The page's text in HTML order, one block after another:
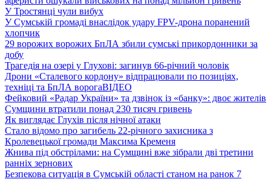
У Тростянці чули вибух
У Сумській громаді внаслідок удару FPV-дрона поранений
хлопчик
29 ворожих ворожих БпЛА збили сумські прикордонники за
добу
Трагедія на озері у Глухові: загинув 66-річний чоловік
Дрони «Сталевого кордону» відпрацювали по позиціях,
техніці та БпЛА ворогаВІДЕО
Фейковий «Радар України» та дзвінок із «банку»: двоє жителів
Сумщини втратили понад 230 тисяч гривень
Як виглядає Глухів після нічної атаки
Стало відомо про загибель 22-річного захисника з
Кролевецької громади Максима Кременя
Жнива під обстрілами: на Сумщині вже зібрали дві третини
ранніх зернових
Безпекова ситуація в Сумській області станом на ранок 7